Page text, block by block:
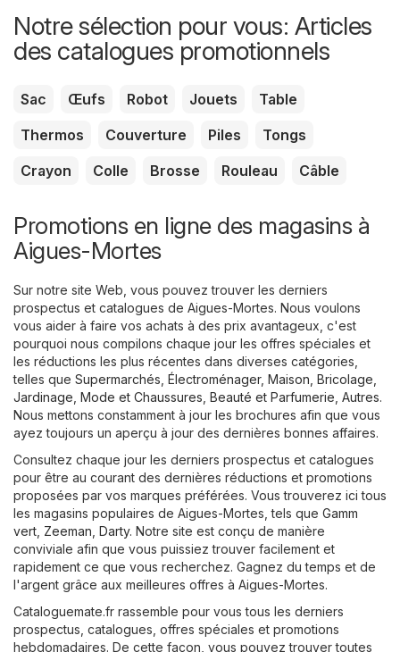
Notre sélection pour vous: Articles
des catalogues promotionnels
Sac Œufs Robot Jouets
Table
Thermos
Couverture Piles
Tongs
Crayon
Colle Brosse Rouleau Câble
Promotions en ligne des magasins à
Aigues-Mortes
Sur notre site Web, vous pouvez trouver les derniers
prospectus et catalogues de Aigues-Mortes. Nous voulons
vous aider à faire vos achats à des prix avantageux, c'est
pourquoi nous compilons chaque jour les offres spéciales et
les réductions les plus récentes dans diverses catégories,
telles que Supermarchés Électroménager, Maison, Bricolage,
Jardinage Mode et Chaussures Beauté et Parfumerie Autres.
Nous mettons constamment à jour les brochures afin que vous
ayez toujours un aperçu à jour des dernières bonnes affaires.
Consultez chaque jour les derniers prospectus et catalogues
pour être au courant des dernières réductions et promotions
proposées par vos marques préférées. Vous trouverez ici tous
les magasins populaires de Aigues-Mortes, tels que Gamm
vert Zeeman Darty. Notre site est conçu de manière
conviviale afin que vous puissiez trouver facilement et
rapidement ce que vous recherchez. Gagnez du temps et de
l'argent grâce aux meilleures offres à Aigues-Mortes.
Cataloguemate.fr rassemble pour vous tous les derniers
prospectus, catalogues, offres spéciales et promotions
hebdomadaires. De cette façon, vous pouvez trouver toutes